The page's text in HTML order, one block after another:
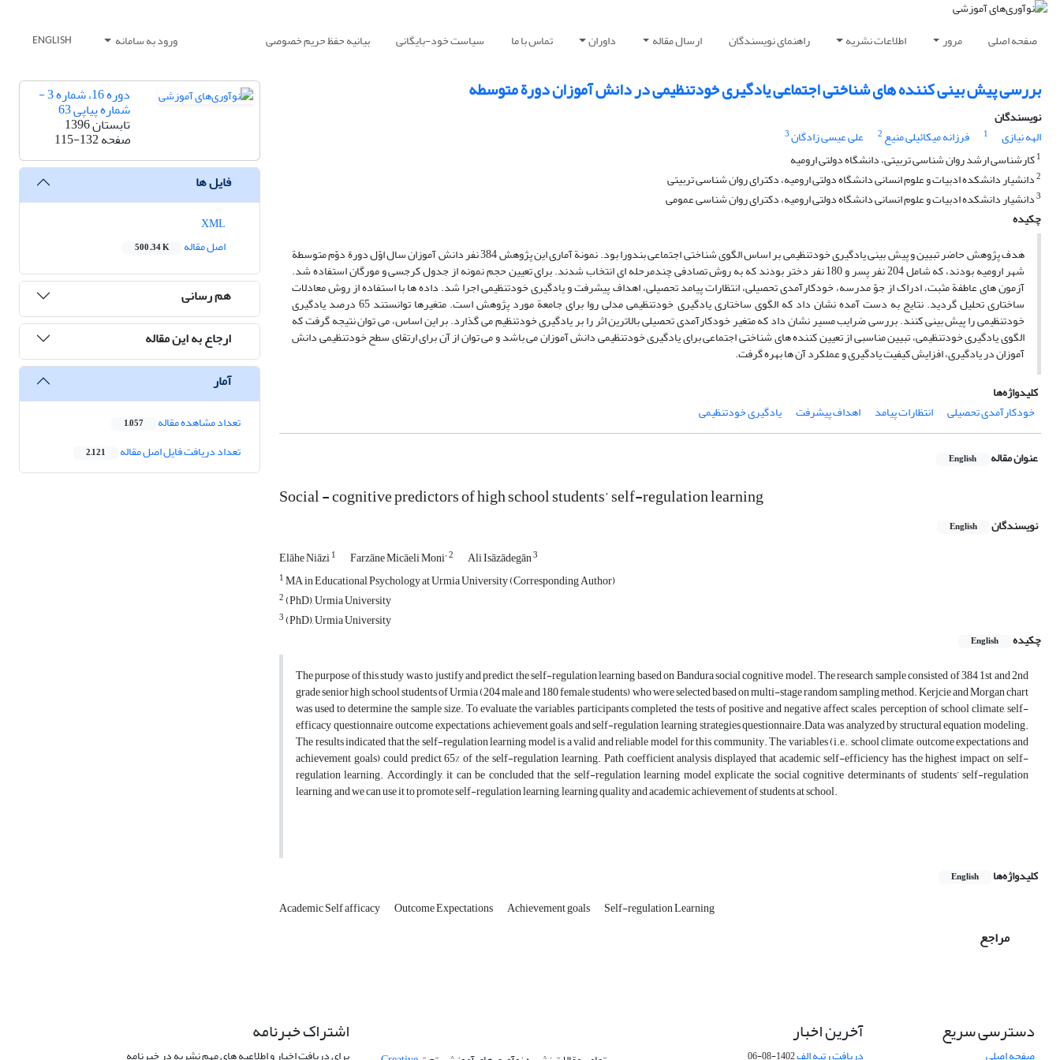
صفحه اصلی مرور اطلاعات نشریه راهنمای نویسندگان ارسال مقاله داوران تماس با ما سیاست خود-بایگانی بیانیه حفظ حریم خصوصی ورود به سامانه ENGLISH
بررسی پیش بینی کننده های شناختی اجتماعی یادگیری خودتنظیمی در دانش آموزان دورة متوسطه
نویسندگان
الهه نیازی
1 فرزانه میکائیلی منیع 2 علی عیسی زادگان3
1کارشناسی ارشد روان شناسی تربیتی، دانشگاه دولتی ارومیه
2دانشیار دانشکده ادبیات و علوم انسانی دانشگاه دولتی ارومیه، دکترای روان شناسی تربیتی
3دانشیار دانشکده ادبیات و علوم انسانی دانشگاه دولتی ارومیه، دکترای روان شناسی عمومی
چکیده
هدف پژوهش حاضر تبیین و پیش بینی یادگیری خودتنظیمی بر اساس الگوی شناختی اجتماعی بندورا بود. نمونة آماری این پژوهش 384 نفر دانش آموزان سال اوّل دورة دوّم متوسطة
شهر ارومیه بودند، که شامل 204 نفر پسر و 180 نفر دختر بودند که به روش تصادفی چندمرحله ای انتخاب شدند. برای تعیین حجم نمونه از جدول کرجسی و مورگان استفاده شد.
آزمون های عاطفة مثبت، ادراک از جوّ مدرسه، خودکارآمدی تحصیلی، انتظارات پیامد تحصیلی، اهداف پیشرفت و یادگیری خودتنظیمی اجرا شد. داده ها با استفاده از روش معادلات
ساختاری تحلیل گردید. نتایج به دست آمده نشان داد که الگوی ساختاری یادگیری خودتنظیمی مدلی روا برای جامعة مورد پژوهش است. متغیرها توانستند 65 درصد یادگیری
خودتنظیمی را پیش بینی کنند. بررسی ضرایب مسیر نشان داد که متغیر خودکارآمدی تحصیلی بالاترین اثر را بر یادگیری خودتنظیم می گذارد. بر این اساس، می توان نتیجه گرفت که
الگوی یادگیری خودتنظیمی، تبیین مناسبی از تعیین کننده های شناختی اجتماعی برای یادگیری خودتنظیمی دانش آموزان می باشد و می توان از آن برای ارتقای سطح خودتنظیمی دانش
آموزان در یادگیری، افزایش کیفیت یادگیری و عملکرد آن ها بهره گرفت.
کلیدواژه‌ها
خودکارآمدی تحصیلی
انتظارات پیامد اهداف پیشرفت یادگیری خودتنظیمی
عنوان مقاله English
Social - cognitive predictors of high school students’ self-regulation learning
نویسندگان English
Elāhe Niāzi1 Farzāne Micāeli Moni’2 Ali Isāzādegān3
1MA in Educational Psychology at Urmia University (Corresponding Author)
2(PhD), Urmia University
3(PhD), Urmia University
چکیده
English
The purpose of this study was to justify and predict the self-regulation learning based on Bandura social cognitive model. The research sample consisted of 384 1st and 2nd
grade senior high school students of Urmia (204 male and 180 female students) who were selected based on multi-stage random sampling method.‎ Kerjcie and Morgan chart
was used to determine the sample size.‎ To evaluate the variables, participants completed the tests of positive and negative affect scales, perception of school climate, self-
efficacy questionnaire, outcome expectations, achievement goals and self-regulation learning strategies questionnaire.‎Data was analyzed by structural equation modeling.‎
The results indicated that the self-regulation learning model is a valid and reliable model for this community.‎ The variables (i.e., school climate, outcome expectations and
achievement goals) could predict 65% of the self-regulation learning. Path coefficient analysis displayed that academic self-efficiency has the highest impact on self-
regulation learning.‎ Accordingly, it can be concluded that the self-regulation learning model explicate the social cognitive determinants of students’ self-regulation
learning, and we can use it to promote self-regulation learning, learning quality and academic achievement of students at school.‎
کلیدواژه‌ها English
Academic Self afficacy Outcome Expectations Achievement goals Self-regulation Learning
مراجع
دوره 16، شماره 3 -
شماره پیاپی 63
تابستان 1396
صفحه115-132
فایل ها
اصل مقاله
500.34 K
هم رسانی
ارجاع به این مقاله
آمار
تعداد مشاهده مقاله 1,057
تعداد دریافت فایل اصل مقاله 2,121
دسترسی سریع آخرین اخبار اشتراک خبرنامه